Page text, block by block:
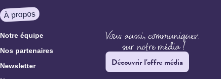
À propos
Notre équipe
Nos partenaires
Newsletter
Découvrir l'offre média